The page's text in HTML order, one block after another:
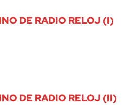
DE RADIO RELOJ (I)
DE RADIO RELOJ (II)